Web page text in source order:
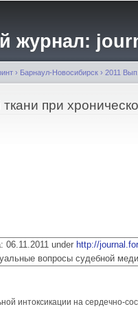
журнал:
› Барнаул-Новосибирск › 2011
при
06.11.2011 under http://
вопросы судебной
интоксикации на сердечно-